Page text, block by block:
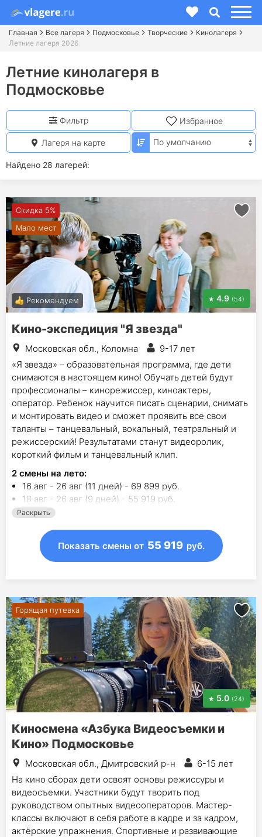
Главная Все лагеря Подмосковье Творческие
Кинолагеря
Летние лагеря 2026
Летние кинолагеря в
Подмосковье
Найдено 28 лагерей:
Фильтр Избранное
Лагеря на карте
Скидка 5%
Мало мест
Рекомендуем 4.9 (54)
Кино-экспедиция "Я звезда"
Московская обл., Коломна
9-17 лет
«Я звезда» – образовательная программа, где дети
снимаются в настоящем кино! Обучать детей будут
профессионалы – кинорежиссер, киноактеры,
оператор. Ребенок научится писать сценарии, снимать
и монтировать видео и сможет проявить все свои
таланты – танцевальный, вокальный, театральный и
режиссерский! Результатами станут видеоролик,
короткий фильм и танцевальный клип.
2 смены на лето:
16 авг - 26 авг (11 дней) - 69 899 руб.
18 авг - 26 авг (9 дней) - 55 919 руб.
Раскрыть
Показать смены от 55 919 руб.
Горящая путевка
5.0 (24)
Киносмена «Азбука Видеосъемки и
Кино» Подмосковье
Московская обл., Дмитровский р-н
6-15 лет
На кино сборах дети освоят основы режиссуры и
видеосъемки. Участники будут творить под
руководством опытных видеооператоров. Мастер-
классы включают в себя работe в кадре и за кадром,
актёрские упражнения. Cпортивные и развивающие